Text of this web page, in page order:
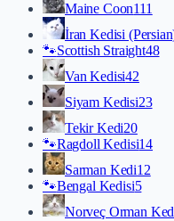
Maine Coon111
İran Kedisi
🐾Scottish Straight48
Van Kedisi42
Siyam Kedisi23
Tekir Kedi20
🐾Ragdoll Kedisi14
Sarman Kedi12
🐾Bengal Kedisi5
Norveç Orman